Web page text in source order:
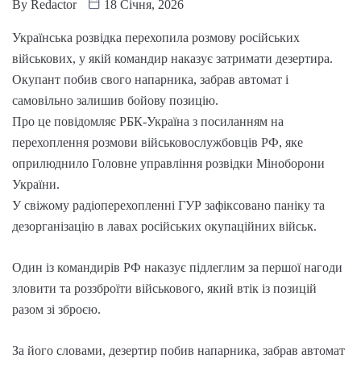
By Redactor 18 Січня, 2026
Українська розвідка перехопила розмову російських
військових, у якій командир наказує затримати дезертира.
Окупант побив свого напарника, забрав автомат і
самовільно залишив бойову позицію.
Про це повідомляє РБК-Україна з посиланням на
перехоплення розмови військовослужбовців РФ, яке
оприлюднило Головне управління розвідки Міноборони
України.
У свіжому радіоперехопленні ГУР зафіксовано паніку та
дезорганізацію в лавах російських окупаційних військ.
Один із командирів РФ наказує підлеглим за першої нагоди
зловити та роззброїти військового, який втік із позицій
разом зі зброєю.
За його словами, дезертир побив напарника, забрав автомат